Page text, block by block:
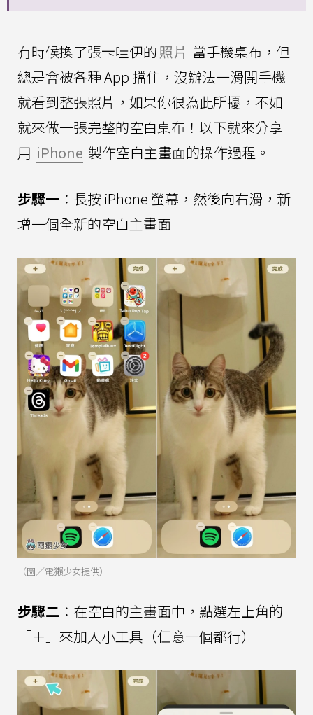
有時候換了張卡哇伊的照片 當手機桌布，但
總是會被各種 App 擋住，沒辦法一滑開手機
就看到整張照片，如果你很為此所擾，不如
就來做一張完整的空白桌布！以下就來分享
用 iPhone 製作空白主畫面的操作過程。
步驟一 ：長按 iPhone 螢幕，然後向右滑，新
增一個全新的空白主畫面
（圖／電獺少女提供）
步驟二 ：在空白的主畫面中，點選左上角的
「＋」來加入小工具（任意一個都行）